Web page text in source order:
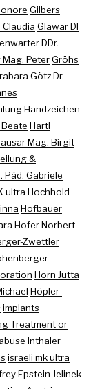
Gilbers
Glawar DI
DDr.
Mag. PeterGröhs
Götz Dr.
Handzeichen
Hartl
Mag. Birgit
&
Päd. Gabriele
ultra Hochhold
Hofbauer
Hofer Norbert
Zwettler
Horn Jutta
Höpler-
implants
Treatment or
Inthaler
israeli mk ultra
Epstein Jelinek